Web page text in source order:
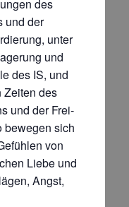
des
und der
unter
und
des IS, und
Zeiten des
und der Frei­
bewegen sich
von
Liebe und
Angst,